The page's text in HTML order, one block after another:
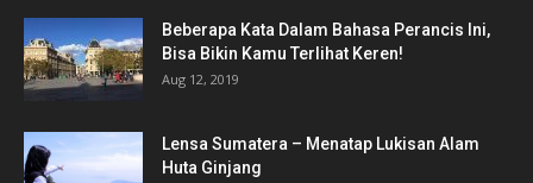
Beberapa Kata Dalam Bahasa Perancis Ini,
Bisa Bikin Kamu Terlihat Keren!
Aug 12, 2019
Lensa Sumatera – Menatap Lukisan Alam
Huta Ginjang